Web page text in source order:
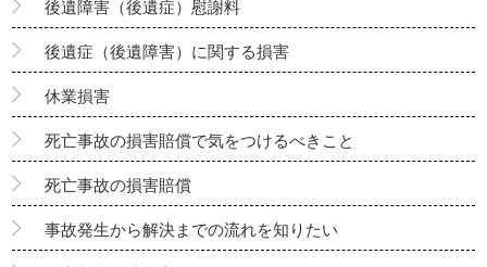
後遺障害（後遺症）慰謝料
後遺症（後遺障害）に関する損害
休業損害
死亡事故の損害賠償で気をつけるべきこと
死亡事故の損害賠償
事故発生から解決までの流れを知りたい